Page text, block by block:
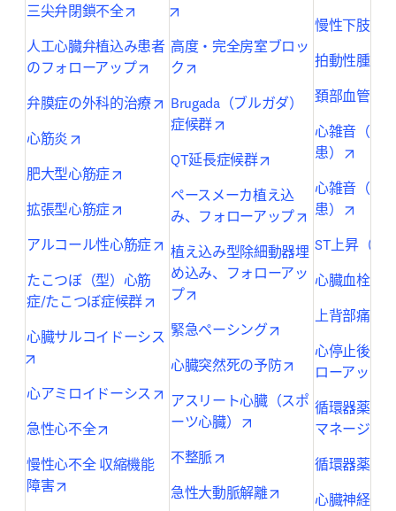
三尖弁閉鎖不全 opens in new tab/window
人工心臓弁植込み患者
のフォローアップ
opens in new tab/window
弁膜症の外科的治療 opens in new tab/window
心筋炎
肥大型心筋症 opens in new tab/window
拡張型心筋症 opens in new tab/window
アルコール性心筋症 opens in new tab/window
たこつぼ（型）心筋
症/たこつぼ症候群
opens in new tab/window
心臓サルコイドーシス
opens in new tab/window
心アミロイドーシス opens in new tab/window
急性心不全 opens in new tab/window
慢性心不全 収縮機能
障害
opens in new tab/window
高度・完全房室ブロッ
ク
opens in new tab/window
Brugada（ブルガダ）
症候群
opens in new tab/window
QT延長症候群 opens in new tab/
ペースメーカ植え込
み、フォローアップ
opens in new
植え込み型除細動器埋
め込み、フォローアッ
プ
緊急ペーシング
心臓突然死の予防 opens in new
アスリート心臓（スポ
ーツ心臓）
opens in new tab/
不整脈 opens in new tab/window
急性大動脈解離 opens in new tab/
慢性下肢動
拍動性腫瘤
頚部血管雑
心雑音（先
患）
心雑音（後
患）
ST上昇（心
心臓血栓（
上背部痛
心停止後の
ローアップ
循環器薬大
マネージメ
循環器薬の
心臓神経症